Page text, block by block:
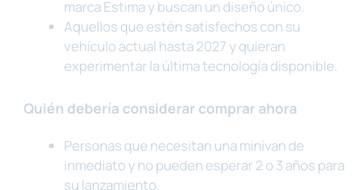
marca Estima y buscan un diseño único.
Aquellos que estén satisfechos con su
vehículo actual hasta 2027 y quieran
experimentar la última tecnología disponible.
Quién debería considerar comprar ahora
Personas que necesitan una minivan de
inmediato y no pueden esperar 2 o 3 años para
su lanzamiento.